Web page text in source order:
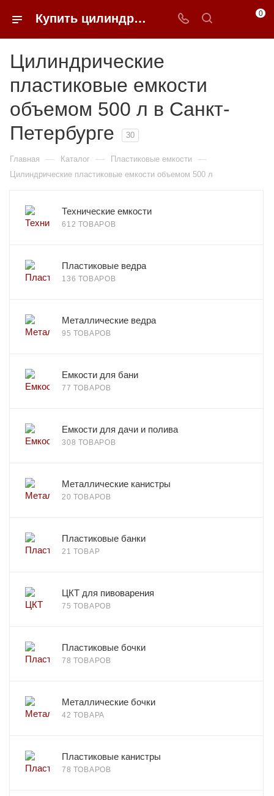
Купить цилиндрические пластиковые емкости объемом 500 л в Санкт-Петербурге | 0FFER 0
Цилиндрические
пластиковые емкости
объемом 500 л в Санкт-
Петербурге
30
Главная — Каталог — Пластиковые емкости —
Цилиндрические пластиковые емкости объемом 500 л
Технические емкости
612 ТОВАРОВ
Пластиковые ведра
136 ТОВАРОВ
Металлические ведра
95 ТОВАРОВ
Емкости для бани
77 ТОВАРОВ
Емкости для дачи и полива
308 ТОВАРОВ
Металлические канистры
20 ТОВАРОВ
Пластиковые банки
21 ТОВАР
ЦКТ для пивоварения
75 ТОВАРОВ
Пластиковые бочки
78 ТОВАРОВ
Металлические бочки
42 ТОВАРА
Пластиковые канистры
78 ТОВАРОВ